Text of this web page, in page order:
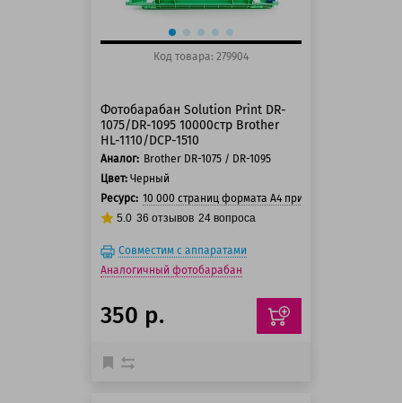
Код товара: 279904
Фотобарабан Solution Print DR-
1075/DR-1095 10000стр Brother
HL-1110/DCP-1510
Аналог: Brother DR-1075 / DR-1095
Цвет: Черный
Ресурс: 10 000 страниц формата А4 при 5% заполнении
5.0 36 отзывов 24 вопроса
Совместим с аппаратами
Аналогичный фотобарабан
350 р.